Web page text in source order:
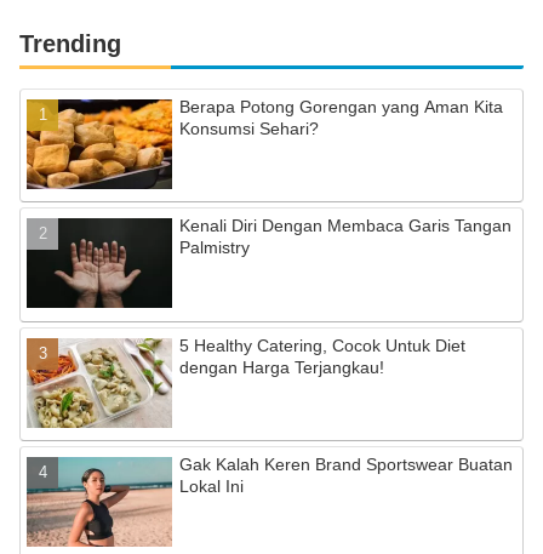
Trending
Berapa Potong Gorengan yang Aman Kita
Konsumsi Sehari?
Kenali Diri Dengan Membaca Garis Tangan
Palmistry
5 Healthy Catering, Cocok Untuk Diet
dengan Harga Terjangkau!
Gak Kalah Keren Brand Sportswear Buatan
Lokal Ini